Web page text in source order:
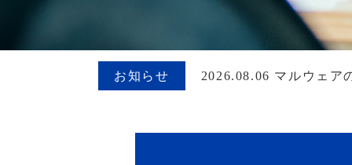
お知らせ 2026.08.06 マルウェア